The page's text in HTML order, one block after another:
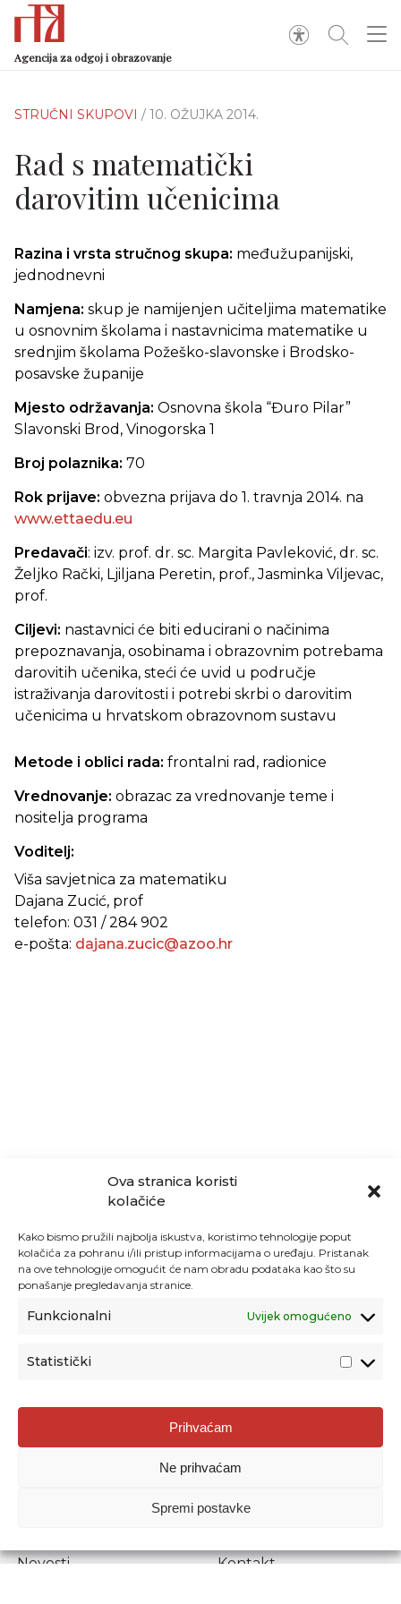
Ova stranica koristi
kolačiće
Kako bismo pružili najbolja iskustva, koristimo tehnologije poput
kolačića za pohranu i/ili pristup informacijama o uređaju. Pristanak
na ove tehnologije omogućit će nam obradu podataka kao što su
ponašanje pregledavanja stranice.
Funkcionalni Uvijek omogućeno
Statistički
Prihvaćam
Ne prihvaćam
Spremi postavke
Agencija za odgoj i obrazovanje
STRUČNI SKUPOVI / 10. OŽUJKA 2014.
Rad s matematički
darovitim učenicima
Razina i vrsta stručnog skupa: međužupanijski,
jednodnevni
Namjena: skup je namijenjen učiteljima matematike
u osnovnim školama i nastavnicima matematike u
srednjim školama Požeško-slavonske i Brodsko-
posavske županije
Mjesto održavanja: Osnovna škola “Đuro Pilar”
Slavonski Brod, Vinogorska 1
Broj polaznika: 70
Rok prijave: obvezna prijava do 1. travnja 2014. na
www.ettaedu.eu
Predavači: izv. prof. dr. sc. Margita Pavleković, dr. sc.
Željko Rački, Ljiljana Peretin, prof., Jasminka Viljevac,
prof.
Ciljevi: nastavnici će biti educirani o načinima
prepoznavanja, osobinama i obrazovnim potrebama
darovitih učenika, steći će uvid u područje
istraživanja darovitosti i potrebi skrbi o darovitim
učenicima u hrvatskom obrazovnom sustavu
Metode i oblici rada: frontalni rad, radionice
Vrednovanje: obrazac za vrednovanje teme i
nositelja programa
Voditelj:
Viša savjetnica za matematiku
Dajana Zucić, prof
telefon: 031 / 284 902
e-pošta: dajana.zucic@azoo.hr
Agencija za odgoj i obrazovanje
Donje Svetice 38, 10000 Zagreb
1778129
Prenošenje sadržaja dopušteno je uz navođenje izvora.
Novosti
Kontakt